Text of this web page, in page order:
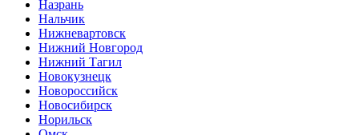
Назрань
Нальчик
Нижневартовск
Нижний Новгород
Нижний Тагил
Новокузнецк
Новороссийск
Новосибирск
Норильск